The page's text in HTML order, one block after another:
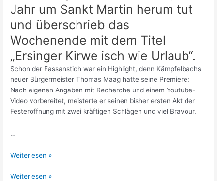
Jahr um Sankt Martin herum tut
und überschrieb das
Wochenende mit dem Titel
„Ersinger Kirwe isch wie Urlaub“.
Schon der Fassanstich war ein Highlight, denn Kämpfelbachs
neuer Bürgermeister Thomas Maag hatte seine Premiere:
Nach eigenen Angaben mit Recherche und einem Youtube-
Video vorbereitet, meisterte er seinen bisher ersten Akt der
Festeröffnung mit zwei kräftigen Schlägen und viel Bravour.
…
Erster
mit
Weiterlesen »
Erster
Weiterlesen »